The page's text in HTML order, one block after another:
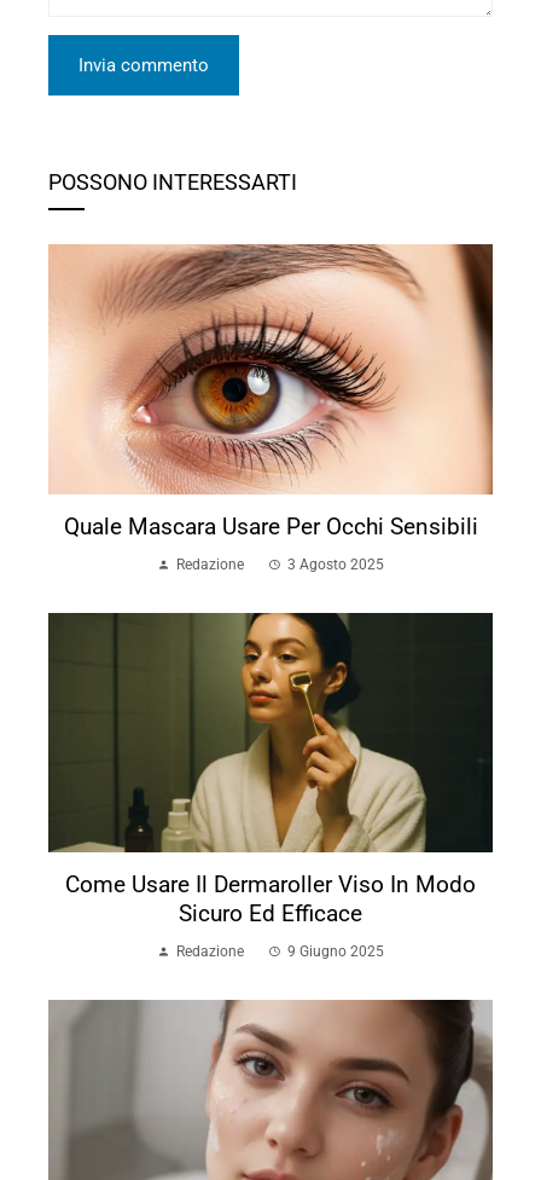
POSSONO INTERESSARTI
Quale Mascara Usare Per Occhi Sensibili
Redazione 3 Agosto 2025
Come Usare Il Dermaroller Viso In Modo
Sicuro Ed Efficace
Redazione 9 Giugno 2025